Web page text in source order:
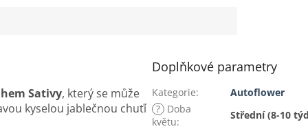
Sativy, který se může
kyselou jablečnou chuťí
Doplňkové parametry
Kategorie:
Autoflower
? Doba
květu:
Střední (8-10